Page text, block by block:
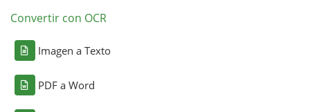
Convertir con OCR
Imagen a Texto
PDF a Word